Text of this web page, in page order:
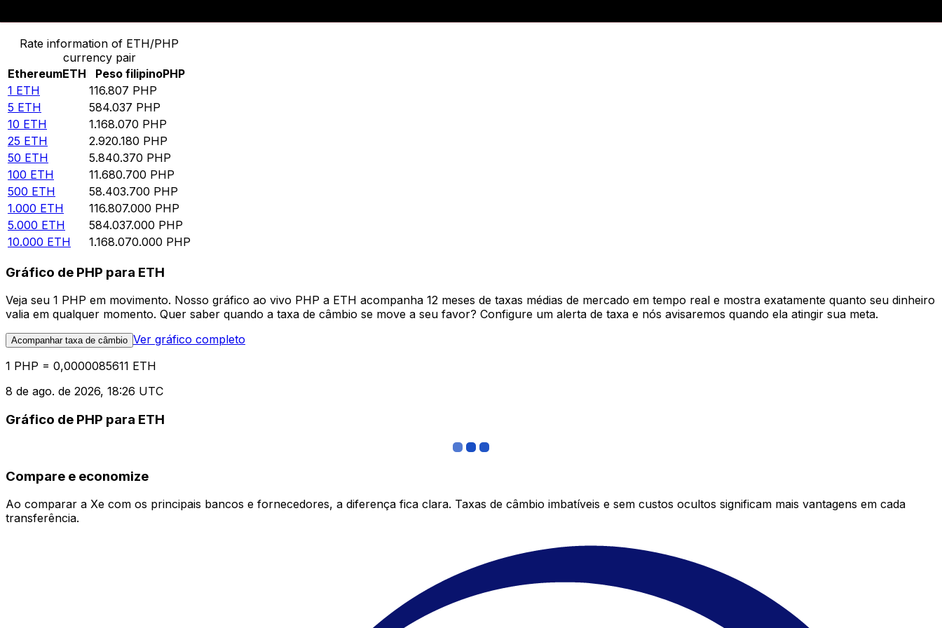
Rate information of ETH/PHP
currency pair
EthereumETH Peso filipinoPHP
1 ETH 116.807 PHP
5 ETH 584.037 PHP
10 ETH 1.168.070 PHP
25 ETH 2.920.180 PHP
50 ETH 5.840.370 PHP
100 ETH 11.680.700 PHP
500 ETH 58.403.700 PHP
1.000 ETH 116.807.000 PHP
5.000 ETH 584.037.000 PHP
10.000 ETH 1.168.070.000 PHP
Gráfico de PHP para ETH
Veja seu 1 PHP em movimento. Nosso gráfico ao vivo PHP a ETH acompanha 12 meses de taxas médias de mercado em tempo real e mostra exatamente quanto seu dinheiro
valia em qualquer momento. Quer saber quando a taxa de câmbio se move a seu favor? Configure um alerta de taxa e nós avisaremos quando ela atingir sua meta.
Acompanhar taxa de câmbio Ver gráfico completo
1 PHP = 0,0000085611 ETH
8 de ago. de 2026, 18:26 UTC
Gráfico de PHP para ETH
Compare e economize
Ao comparar a Xe com os principais bancos e fornecedores, a diferença fica clara. Taxas de câmbio imbatíveis e sem custos ocultos significam mais vantagens em cada
transferência.